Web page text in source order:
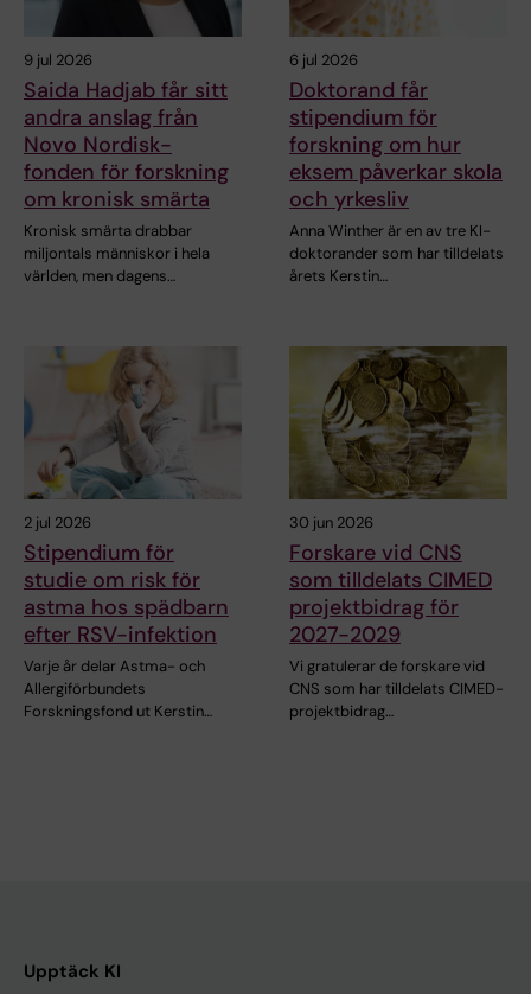
9 jul 2026
Saida Hadjab får sitt
andra anslag från
Novo Nordisk-
fonden för forskning
om kronisk smärta
Kronisk smärta drabbar
miljontals människor i hela
världen, men dagens…
6 jul 2026
Doktorand får
stipendium för
forskning om hur
eksem påverkar skola
och yrkesliv
Anna Winther är en av tre KI-
doktorander som har tilldelats
årets Kerstin…
2 jul 2026
Stipendium för
studie om risk för
astma hos spädbarn
efter RSV-infektion
Varje år delar Astma- och
Allergiförbundets
Forskningsfond ut Kerstin…
30 jun 2026
Forskare vid CNS
som tilldelats CIMED
projektbidrag för
2027-2029
Vi gratulerar de forskare vid
CNS som har tilldelats CIMED-
projektbidrag…
Upptäck KI